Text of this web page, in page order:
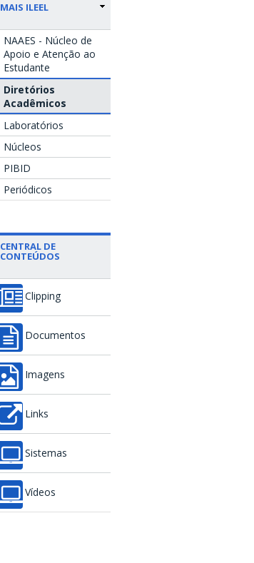
MAIS ILEEL
NAAES - Núcleo de
Apoio e Atenção ao
Estudante
Diretórios
Acadêmicos
Laboratórios
Núcleos
PIBID
Periódicos
CENTRAL DE
CONTEÚDOS
Clipping
Documentos
Imagens
Links
Sistemas
Vídeos